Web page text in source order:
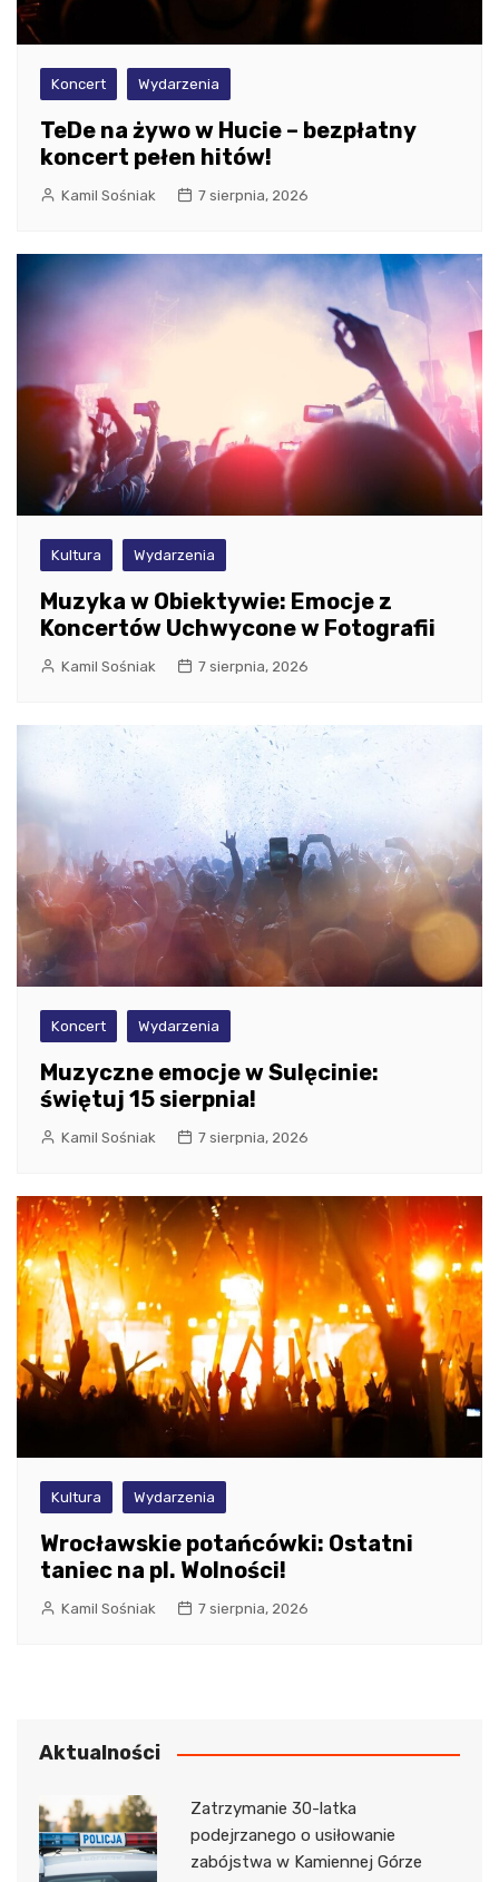
Koncert Wydarzenia
TeDe na żywo w Hucie – bezpłatny
koncert pełen hitów!
Kamil Sośniak 7 sierpnia, 2026
Kultura Wydarzenia
Muzyka w Obiektywie: Emocje z
Koncertów Uchwycone w Fotografii
Kamil Sośniak 7 sierpnia, 2026
Koncert Wydarzenia
Muzyczne emocje w Sulęcinie:
świętuj 15 sierpnia!
Kamil Sośniak 7 sierpnia, 2026
Kultura Wydarzenia
Wrocławskie potańcówki: Ostatni
taniec na pl. Wolności!
Kamil Sośniak 7 sierpnia, 2026
Aktualności
Zatrzymanie 30-latka
podejrzanego o usiłowanie
zabójstwa w Kamiennej Górze